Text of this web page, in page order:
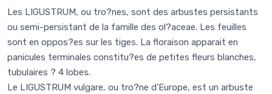
Les LIGUSTRUM, ou tro?nes, sont des arbustes persistants
ou semi-persistant de la famille des ol?aceae. Les feuilles
sont en oppos?es sur les tiges. La floraison apparait en
panicules terminales constitu?es de petites fleurs blanches,
tubulaires ? 4 lobes.
Le LIGUSTRUM vulgare, ou tro?ne d'Europe, est un arbuste